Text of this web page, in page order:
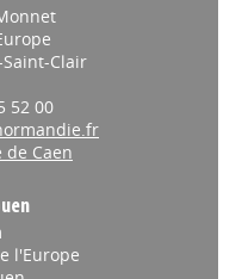
Clair
52 00
Caen
l'Europe